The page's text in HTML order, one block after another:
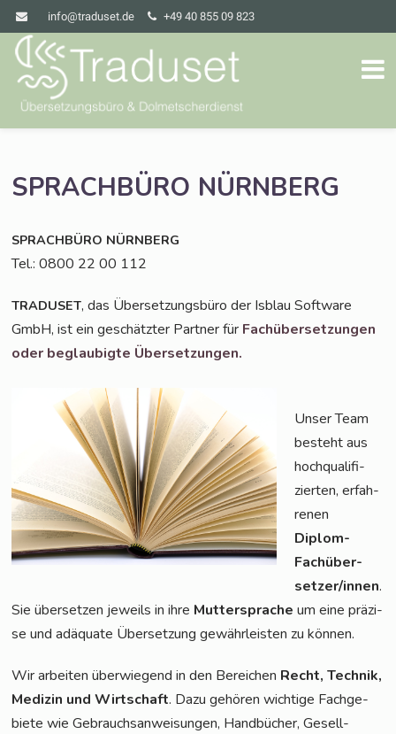
info@traduset.de +49 40 855 09 823
SPRACHBÜRO NÜRNBERG
SPRACHBÜRO NÜRNBERG
Tel.: 0800 22 00 112
TRADUSET, das Über­set­zungs­bü­ro der Isblau Soft­ware
GmbH, ist ein geschätz­ter Part­ner für Fach­über­set­zun­gen
oder beglau­big­te Übersetzungen.
Unser Team
besteht aus
hoch­qua­li­fi­
zier­ten, erfah­
re­nen
Diplom-
Fach­über­
set­zer/in­nen.
Sie über­set­zen jeweils in ihre Mut­ter­spra­che um eine prä­zi­
se und adäqua­te Über­set­zung gewähr­leis­ten zu können.
Wir arbei­ten über­wie­gend in den Berei­chen Recht, Tech­nik,
Medi­zin und Wirt­schaft. Dazu gehö­ren wich­ti­ge Fach­ge­
bie­te wie Gebrauchs­an­wei­sun­gen, Hand­bü­cher, Gesell­